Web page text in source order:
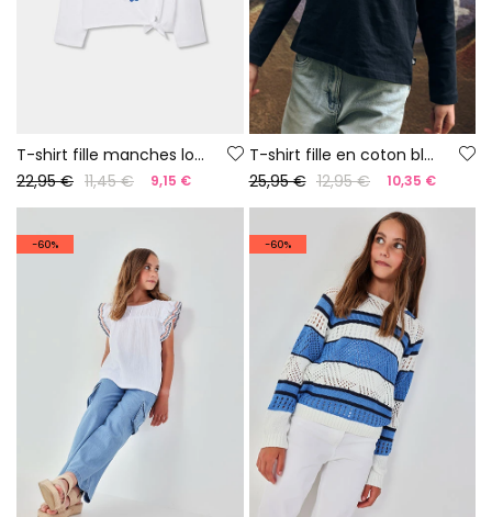
T-shirt fille manches longues maille blanche
22,95 € 11,45 € 9,15 €
T-shirt fille en coton bleu marine
25,95 € 12,95 € 10,35 €
-60% -60%